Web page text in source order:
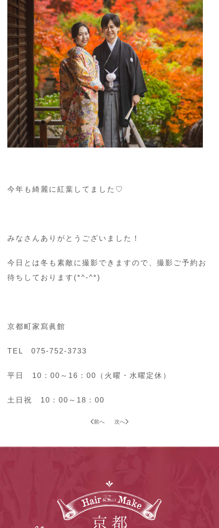
今年も綺麗に紅葉してました♡
みなさんありがとうございました！
今日とは冬も素敵に撮影できますので、撮影ご予約お
待ちしております(*^-^*)
京都町家寫眞館
TEL 075-752-3733
平日 10：00～16：00（火曜・水曜定休）
土日祝 10：00～18：00
前へ 次へ